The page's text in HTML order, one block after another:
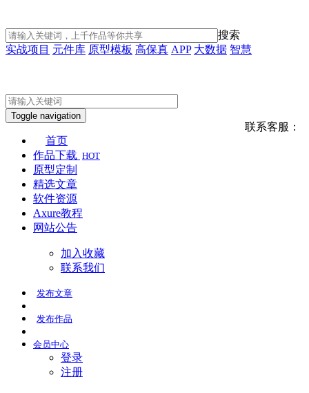
搜索
实战项目 元件库 原型模板 高保真 APP 大数据 智慧
联系客服：
Toggle navigation
首页
作品下载 HOT
原型定制
精选文章
软件资源
Axure教程
网站公告
加入收藏
联系我们
发布文章
发布作品
会员中心
登录
注册